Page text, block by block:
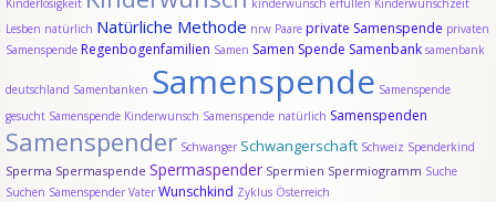
Kinderlosigkeit kinderwunsch erfüllen Kinderwunschzeit
Lesben natürlich Natürliche Methode nrw Paare private Samenspende privaten
Samenspende Regenbogenfamilien Samen Samen Spende Samenbank samenbank
deutschland Samenbanken Samenspende Samenspende
gesucht Samenspende Kinderwunsch Samenspende natürlich Samenspenden
Samenspender Schwanger Schwangerschaft Schweiz Spenderkind
Sperma Spermaspende Spermaspender Spermien Spermiogramm Suche
Suchen Samenspender Vater Wunschkind Zyklus Österreich